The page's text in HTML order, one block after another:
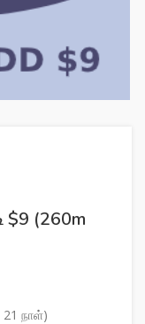
$9 (260m
21 நாள்)